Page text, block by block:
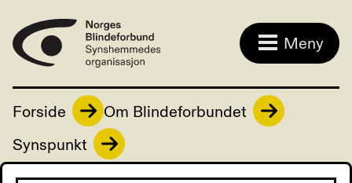
Meny
Forside
Om Blindeforbundet
Synspunkt